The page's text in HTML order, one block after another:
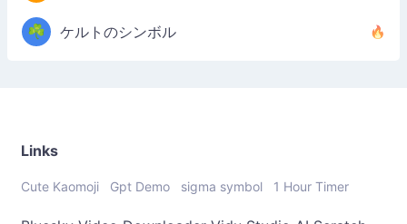
☘️ ケルトのシンボル
Links
Cute Kaomoji Gpt Demo sigma symbol 1 Hour Timer